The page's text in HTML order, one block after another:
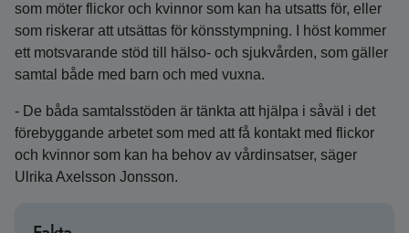
som möter flickor och kvinnor som kan ha utsatts för, eller
som riskerar att utsättas för könsstympning. I höst kommer
ett motsvarande stöd till hälso- och sjukvården, som gäller
samtal både med barn och med vuxna.
- De båda samtalsstöden är tänkta att hjälpa i såväl i det
förebyggande arbetet som med att få kontakt med flickor
och kvinnor som kan ha behov av vårdinsatser, säger
Ulrika Axelsson Jonsson.